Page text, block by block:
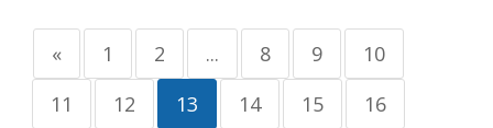
« 1 2 ... 8 9
10
11
12 13 14 15
16